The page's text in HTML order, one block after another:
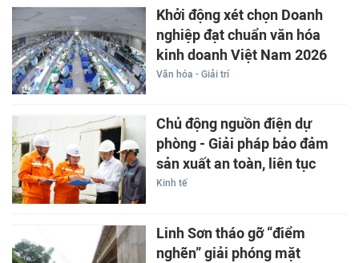
Khởi động xét chọn Doanh
nghiệp đạt chuẩn văn hóa
kinh doanh Việt Nam 2026
Văn hóa - Giải trí
Chủ động nguồn điện dự
phòng - Giải pháp bảo đảm
sản xuất an toàn, liên tục
Kinh tế
Linh Sơn tháo gỡ “điểm
nghẽn” giải phóng mặt